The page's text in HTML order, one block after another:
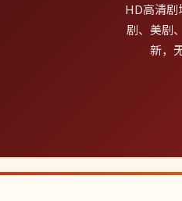
HD高清剧
剧、美剧
新，